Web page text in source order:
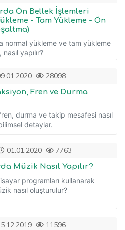
Ön Bellek İşlemleri
- Tam Yükleme - Ön
normal yükleme ve tam yükleme
yapılır?
28098
Fren ve Durma
durma ve takip mesafesi nasıl
detaylar.
01.01.2020 7763
Müzik Nasıl Yapılır?
programları kullanarak
nasıl oluşturulur?
11596